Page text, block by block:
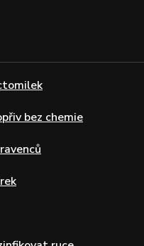
bez chemie